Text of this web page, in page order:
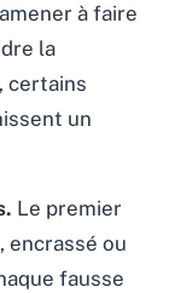
à faire
la
certains
un
Le premier
encrassé ou
fausse